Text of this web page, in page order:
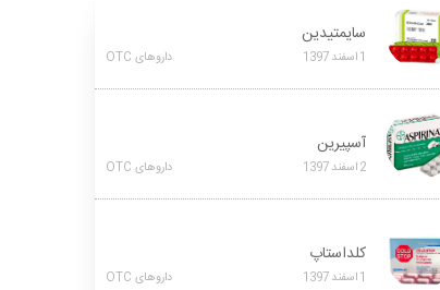
سایمتیدین
1اسفند1397 داروهای OTC
آسپیرین
2اسفند1397 داروهای OTC
کلداستاپ
1اسفند1397 داروهای OTC